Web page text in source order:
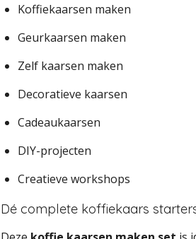
Koffiekaarsen maken
Geurkaarsen maken
Zelf kaarsen maken
Decoratieve kaarsen
Cadeaukaarsen
DIY-projecten
Creatieve workshops
Dé complete koffiekaars